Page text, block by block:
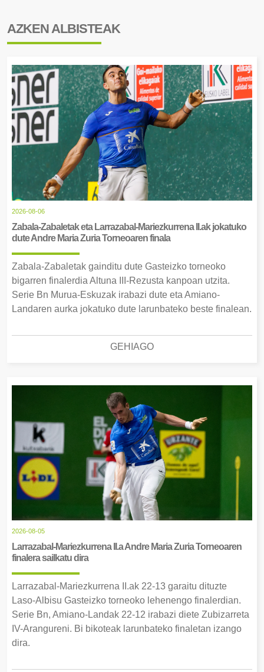
AZKEN ALBISTEAK
2026-08-06
Zabala-Zabaletak eta Larrazabal-Mariezkurrena II.ak jokatuko
dute Andre Maria Zuria Torneoaren finala
Zabala-Zabaletak gainditu dute Gasteizko torneoko
bigarren finalerdia Altuna III-Rezusta kanpoan utzita.
Serie Bn Murua-Eskuzak irabazi dute eta Amiano-
Landaren aurka jokatuko dute larunbateko beste finalean.
GEHIAGO
2026-08-05
Larrazabal-Mariezkurrena II.a Andre Maria Zuria Torneoaren
finalera sailkatu dira
Larrazabal-Mariezkurrena II.ak 22-13 garaitu dituzte
Laso-Albisu Gasteizko torneoko lehenengo finalerdian.
Serie Bn, Amiano-Landak 22-12 irabazi diete Zubizarreta
IV-Arangureni. Bi bikoteak larunbateko finaletan izango
dira.